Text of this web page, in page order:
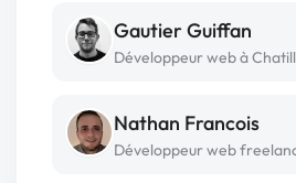
Gautier Guiffan
Développeur web à
Nathan Francois
Développeur web